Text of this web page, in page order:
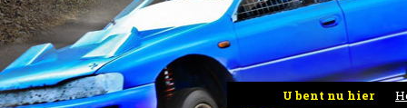
U bent nu hier